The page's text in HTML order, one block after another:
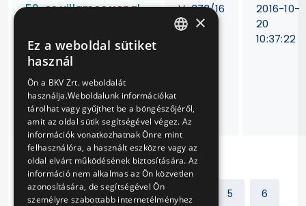
50-es villamos vonal
meghaladó felújítási
munkáinak elvégzése
az új, alacsonypadlós
villamosok
közlekedtetése
érdekében
V-373/16
2016-10-
20
10:37:22
Előző 1 2 3 5 6
×
Ez a weboldal sütiket
használ
Ön a BKV Zrt. weboldalát
használja.Weboldalunk információkat
tárolhat vagy gyűjthet be a böngészőjéről,
amit az oldal sütik segítségével végez. Az
információk vonatkozhatnak Önre mint
felhasználóra, a használt eszközre vagy az
oldal elvárt működésének biztosítására. Az
információ nem alkalmas az Ön közvetlen
azonosítására, de segítségével Ön
személyre szabottabb internetélményhez